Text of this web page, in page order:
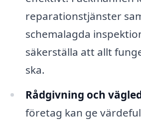
reparationstjänster
schemalagda
säkerställa att allt
ska.
Rådgivning och
företag kan ge